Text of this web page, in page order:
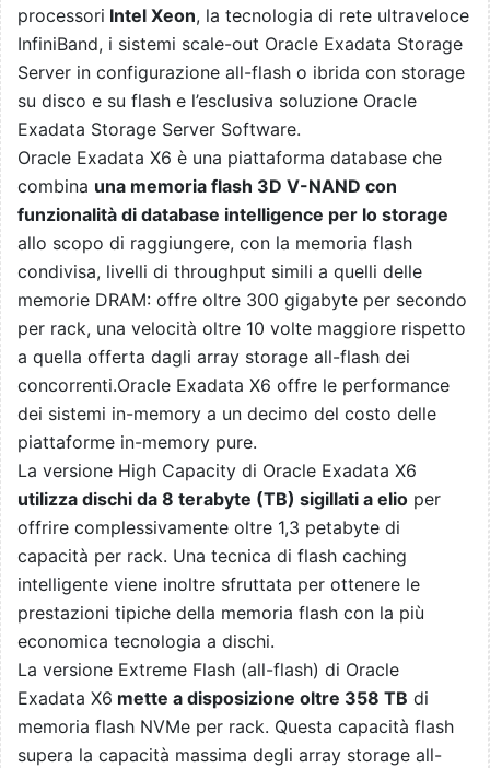
processori Intel Xeon, la tecnologia di rete ultraveloce
InfiniBand, i sistemi scale-out Oracle Exadata Storage
Server in configurazione all-flash o ibrida con storage
su disco e su flash e l’esclusiva soluzione Oracle
Exadata Storage Server Software.
Oracle Exadata X6 è una piattaforma database che
combina una memoria flash 3D V-NAND con
funzionalità di database intelligence per lo storage
allo scopo di raggiungere, con la memoria flash
condivisa, livelli di throughput simili a quelli delle
memorie DRAM: offre oltre 300 gigabyte per secondo
per rack, una velocità oltre 10 volte maggiore rispetto
a quella offerta dagli array storage all-flash dei
concorrenti.Oracle Exadata X6 offre le performance
dei sistemi in-memory a un decimo del costo delle
piattaforme in-memory pure.
La versione High Capacity di Oracle Exadata X6
utilizza dischi da 8 terabyte (TB) sigillati a elio per
offrire complessivamente oltre 1,3 petabyte di
capacità per rack. Una tecnica di flash caching
intelligente viene inoltre sfruttata per ottenere le
prestazioni tipiche della memoria flash con la più
economica tecnologia a dischi.
La versione Extreme Flash (all-flash) di Oracle
Exadata X6 mette a disposizione oltre 358 TB di
memoria flash NVMe per rack. Questa capacità flash
supera la capacità massima degli array storage all-